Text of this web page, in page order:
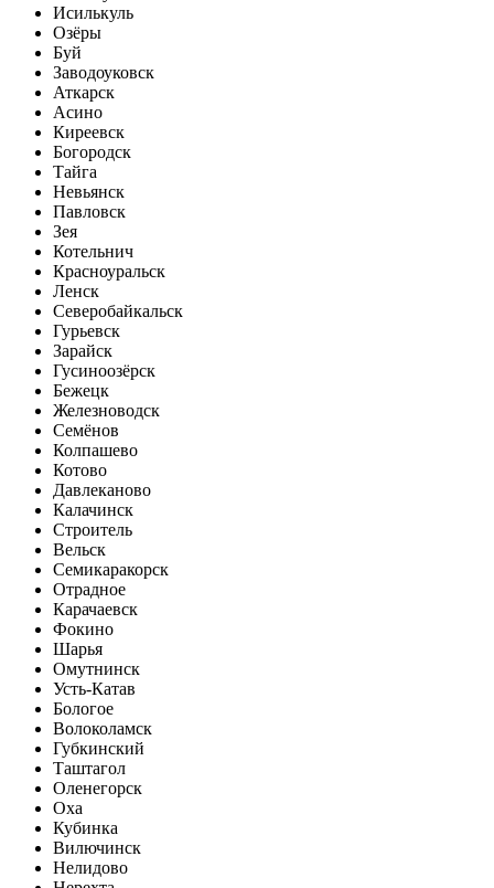
Исилькуль
Озёры
Буй
Заводоуковск
Аткарск
Асино
Киреевск
Богородск
Тайга
Невьянск
Павловск
Зея
Котельнич
Красноуральск
Ленск
Северобайкальск
Гурьевск
Зарайск
Гусиноозёрск
Бежецк
Железноводск
Семёнов
Колпашево
Котово
Давлеканово
Калачинск
Строитель
Вельск
Семикаракорск
Отрадное
Карачаевск
Фокино
Шарья
Омутнинск
Усть-Катав
Бологое
Волоколамск
Губкинский
Таштагол
Оленегорск
Оха
Кубинка
Вилючинск
Нелидово